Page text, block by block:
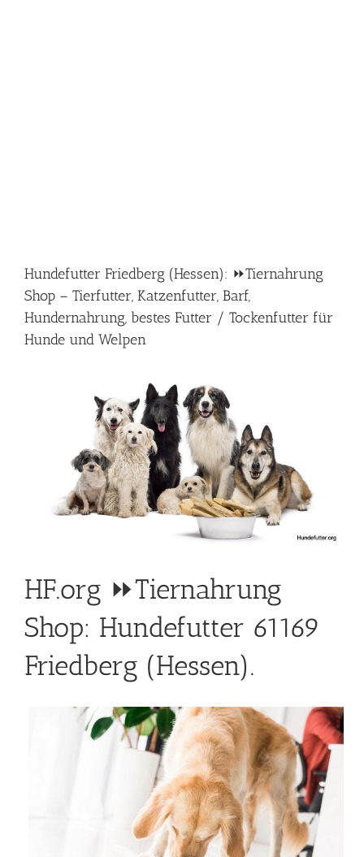
Hundefutter Friedberg (Hessen): ⏩Tiernahrung
Shop – Tierfutter, Katzenfutter, Barf,
Hundernahrung, bestes Futter / Tockenfutter für
Hunde und Welpen
HF.org ⏩Tiernahrung
Shop: Hundefutter 61169
Friedberg (Hessen).